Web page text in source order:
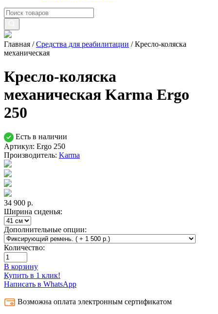
Главная /Средства для реабилитации /Кресло-коляска
механическая
Кресло-коляска
механическая Karma Ergo
250
Есть в наличии
Артикул: Ergo 250
Производитель: Karma
34 900 р.
Ширина сиденья:
Дополнительные опции:
Количество:
В корзину
Купить в 1 клик!
Написать в WhatsApp
Возможна оплата электронным сертификатом